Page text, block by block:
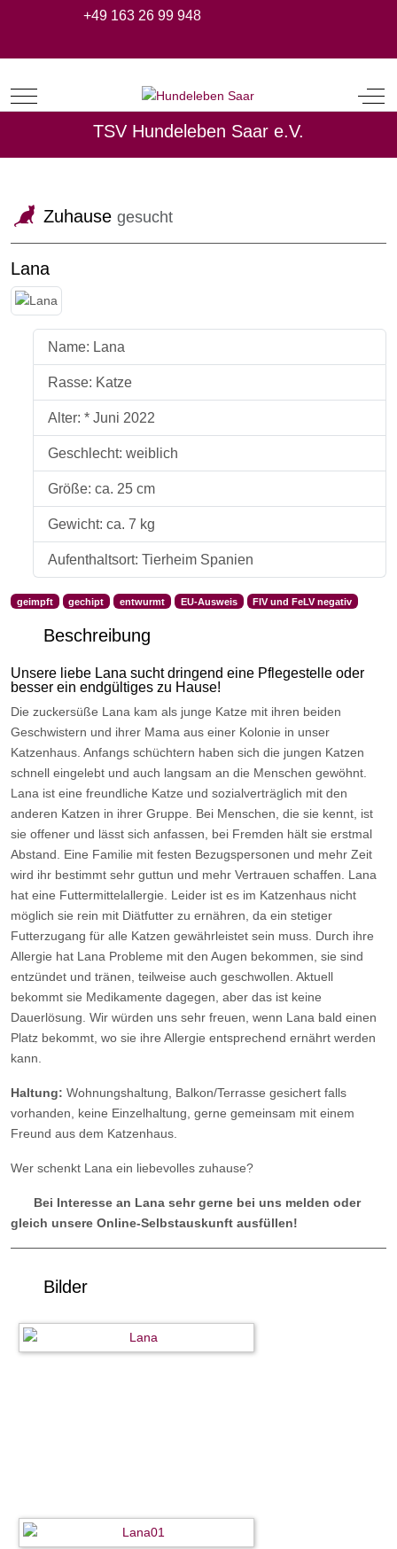
+49 163 26 99 948
Mobile Menu Toggle Off-
TSV Hundeleben Saar e.V.
Zuhausegesucht
Lana
Name: Lana
Rasse: Katze
Alter: * Juni 2022
Geschlecht: weiblich
Größe: ca. 25 cm
Gewicht: ca. 7 kg
Aufenthaltsort: Tierheim Spanien
geimpft gechipt entwurmt EU-Ausweis FIV und FeLV negativ
Beschreibung
Unsere liebe Lana sucht dringend eine Pflegestelle oder
besser ein endgültiges zu Hause!
Die zuckersüße Lana kam als junge Katze mit ihren beiden
Geschwistern und ihrer Mama aus einer Kolonie in unser
Katzenhaus. Anfangs schüchtern haben sich die jungen Katzen
schnell eingelebt und auch langsam an die Menschen gewöhnt.
Lana ist eine freundliche Katze und sozialverträglich mit den
anderen Katzen in ihrer Gruppe. Bei Menschen, die sie kennt, ist
sie offener und lässt sich anfassen, bei Fremden hält sie erstmal
Abstand. Eine Familie mit festen Bezugspersonen und mehr Zeit
wird ihr bestimmt sehr guttun und mehr Vertrauen schaffen. Lana
hat eine Futtermittelallergie. Leider ist es im Katzenhaus nicht
möglich sie rein mit Diätfutter zu ernähren, da ein stetiger
Futterzugang für alle Katzen gewährleistet sein muss. Durch ihre
Allergie hat Lana Probleme mit den Augen bekommen, sie sind
entzündet und tränen, teilweise auch geschwollen. Aktuell
bekommt sie Medikamente dagegen, aber das ist keine
Dauerlösung. Wir würden uns sehr freuen, wenn Lana bald einen
Platz bekommt, wo sie ihre Allergie entsprechend ernährt werden
kann.
Haltung: Wohnungshaltung, Balkon/Terrasse gesichert falls
vorhanden, keine Einzelhaltung, gerne gemeinsam mit einem
Freund aus dem Katzenhaus.
Wer schenkt Lana ein liebevolles zuhause?
Bei Interesse an Lana sehr gerne bei uns melden oder
gleich unsere Online-Selbstauskunft ausfüllen!
Bilder